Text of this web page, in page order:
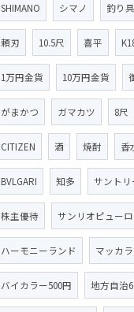
SHIMANO シマノ 釣り具
頼刃 10.5尺 喜平
1万円金貨 10万円金貨
がまかつ ガマカツ 8尺
CITIZEN 酒 焼酎 香
BVLGARI 知多 サントリ
株主優待 サンリオピュー
ハーモニーランド マッカ
バイカラー500円 地方自治